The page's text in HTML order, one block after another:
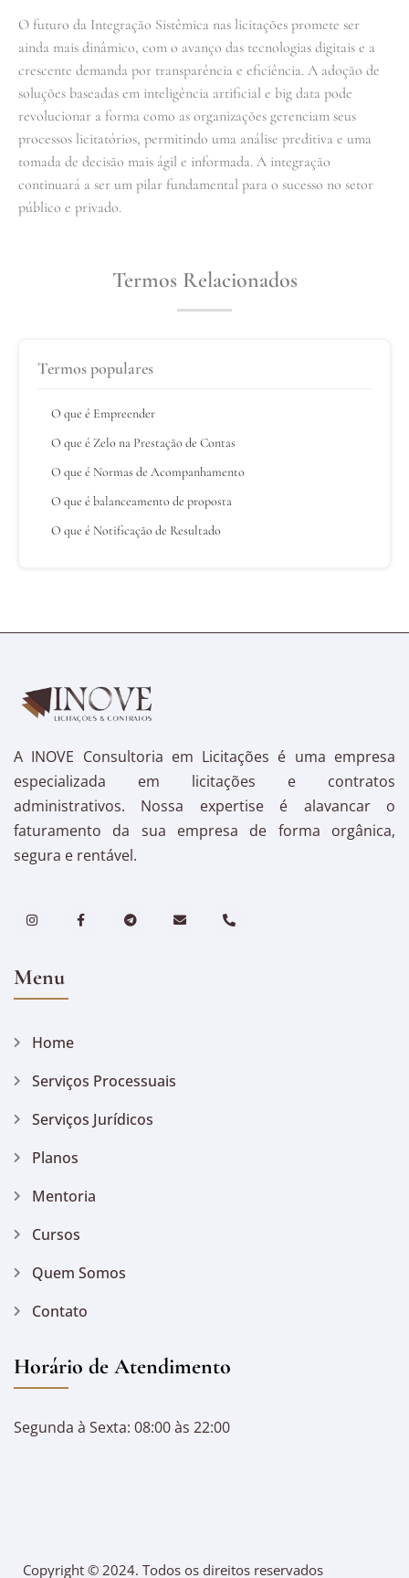
O futuro da Integração Sistêmica nas licitações promete ser
ainda mais dinâmico, com o avanço das tecnologias digitais e a
crescente demanda por transparência e eficiência. A adoção de
soluções baseadas em inteligência artificial e big data pode
revolucionar a forma como as organizações gerenciam seus
processos licitatórios, permitindo uma análise preditiva e uma
tomada de decisão mais ágil e informada. A integração
continuará a ser um pilar fundamental para o sucesso no setor
público e privado.
Termos Relacionados
Termos populares
O que é Empreender
O que é Zelo na Prestação de Contas
O que é Normas de Acompanhamento
O que é balanceamento de proposta
O que é Notificação de Resultado
A INOVE Consultoria em Licitações é uma empresa
especializada em licitações e contratos
administrativos. Nossa expertise é alavancar o
faturamento da sua empresa de forma orgânica,
segura e rentável.
Menu
Home
Serviços Processuais
Serviços Jurídicos
Planos
Mentoria
Cursos
Quem Somos
Contato
Horário de Atendimento
Segunda à Sexta: 08:00 às 22:00
Copyright © 2024. Todos os direitos reservados